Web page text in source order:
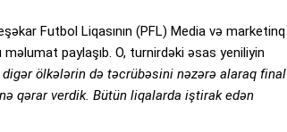
Futbol Liqasının (PFL) Media və marketinq
paylaşıb. O, turnirdəki əsas yeniliyin
digər ölkələrin də təcrübəsini nəzərə alaraq final
qərar verdik. Bütün liqalarda iştirak edən